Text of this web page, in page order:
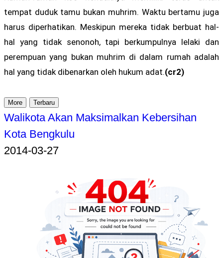
tempat duduk tamu bukan muhrim. Waktu bertamu juga
harus diperhatikan. Meskipun mereka tidak berbuat hal-
hal yang tidak senonoh, tapi berkumpulnya lelaki dan
perempuan yang bukan muhrim di dalam rumah adalah
hal yang tidak dibenarkan oleh hukum adat.(cr2)
More Terbaru
Walikota Akan Maksimalkan Kebersihan
Kota Bengkulu
2014-03-27